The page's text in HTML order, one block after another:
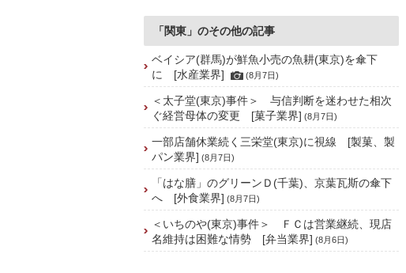
「関東」のその他の記事
ベイシア(群馬)が鮮魚小売の魚耕(東京)を傘下
に [水産業界]
(8月7日)
＜太子堂(東京)事件＞ 与信判断を迷わせた相次
ぐ経営母体の変更 [菓子業界] (8月7日)
一部店舗休業続く三栄堂(東京)に視線 [製菓、製
パン業界] (8月7日)
「はな膳」のグリーンＤ(千葉)、京葉瓦斯の傘下
へ [外食業界] (8月7日)
＜いちのや(東京)事件＞ ＦＣは営業継続、現店
名維持は困難な情勢 [弁当業界] (8月6日)